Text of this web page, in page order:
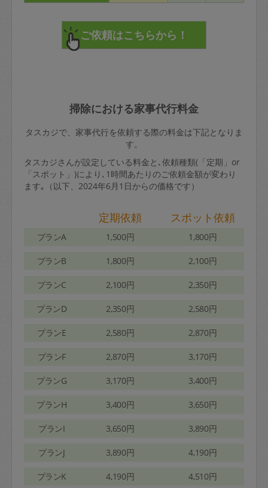
掃除における家事代行料金
タスカジで、家事代行を依頼する際の料金は下記となりま
す。
タスカジさんが設定している料金と､依頼種類(「定期」or
「スポット」)により､1時間あたりのご依頼金額が変わり
ます｡（以下、2024年6月1日からの価格です）
定期依頼 スポット依頼
プランA 1,500円 1,800円
プランB 1,800円 2,100円
プランC 2,100円 2,350円
プランD 2,350円 2,580円
プランE 2,580円 2,870円
プランF 2,870円 3,170円
プランG 3,170円 3,400円
プランH 3,400円 3,650円
プランI 3,650円 3,890円
プランJ 3,890円 4,190円
プランK 4,190円 4,510円